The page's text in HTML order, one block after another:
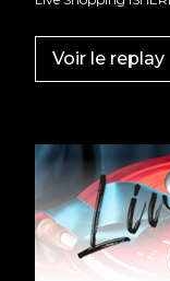
Voir le replay